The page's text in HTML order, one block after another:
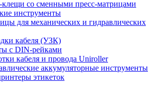
клещи со сменными пресс-матрицами
инструменты
для механических и гидравлических
кабеля (УЗК)
с DIN-рейками
кабеля и провода Uniroller
аккумуляторные инструменты
этикеток